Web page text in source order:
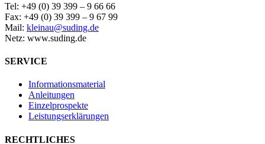
Tel: +49 (0) 39 399 – 9 66 66
Fax: +49 (0) 39 399 – 9 67 99
Mail: kleinau@suding.de
Netz: www.suding.de
SERVICE
Informationsmaterial
Anleitungen
Einzelprospekte
Leistungserklärungen
RECHTLICHES